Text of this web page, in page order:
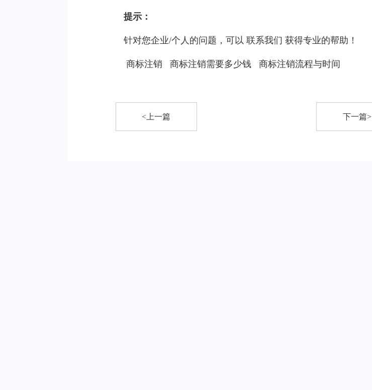
提示：
针对您企业/个人的问题，可以 联系我们 获得专业的帮助！
商标注销 商标注销需要多少钱 商标注销流程与时间
<上一篇 下一篇>